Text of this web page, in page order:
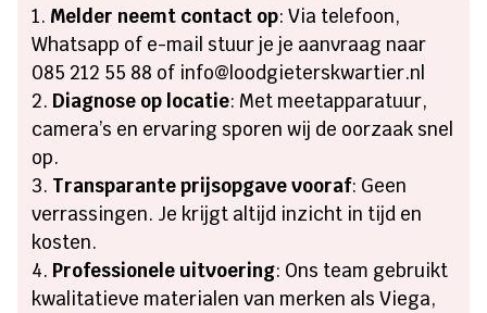
Melder neemt contact op: Via telefoon,
Whatsapp of e-mail stuur je je aanvraag naar
085 212 55 88 of info@loodgieterskwartier.nl
Diagnose op locatie: Met meetapparatuur,
camera’s en ervaring sporen wij de oorzaak snel
op.
Transparante prijsopgave vooraf: Geen
verrassingen. Je krijgt altijd inzicht in tijd en
kosten.
Professionele uitvoering: Ons team gebruikt
kwalitatieve materialen van merken als Viega,